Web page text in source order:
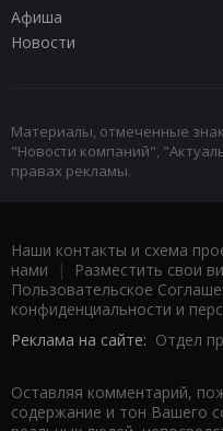
Афиша
Новости
Материалы, отмеченные
"Новости компаний",
правах рекламы.
Наши контакты и схема
нами | Разместить свои
Пользовательское
конфиденциальности и
Реклама на сайте: Отдел
Оставляя комментарий,
содержание и тон Вашего